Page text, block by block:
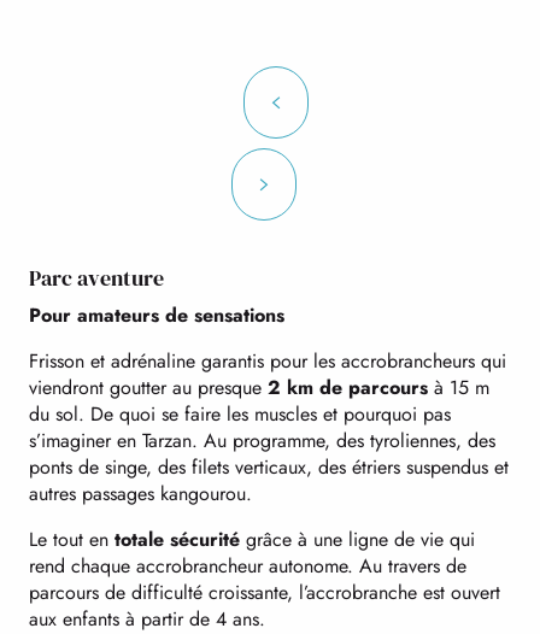
Parc aventure
Pour amateurs de sensations
Frisson et adrénaline garantis pour les accrobrancheurs qui
viendront goutter au presque 2 km de parcours à 15 m
du sol. De quoi se faire les muscles et pourquoi pas
s’imaginer en Tarzan. Au programme, des tyroliennes, des
ponts de singe, des filets verticaux, des étriers suspendus et
autres passages kangourou.
Le tout en totale sécurité grâce à une ligne de vie qui
rend chaque accrobrancheur autonome. Au travers de
parcours de difficulté croissante, l’accrobranche est ouvert
aux enfants à partir de 4 ans.